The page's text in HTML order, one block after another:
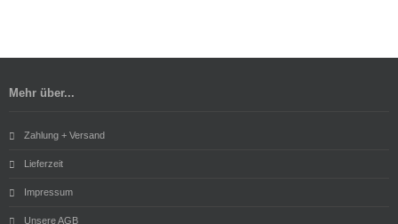
Mehr über...
Zahlung + Versand
Lieferzeit
Impressum
Unsere AGB